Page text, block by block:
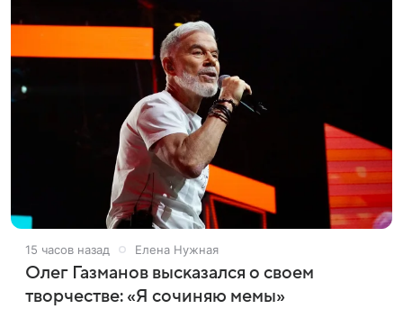
15 часов назад Елена Нужная
Олег Газманов высказался о своем
творчестве: «Я сочиняю мемы»